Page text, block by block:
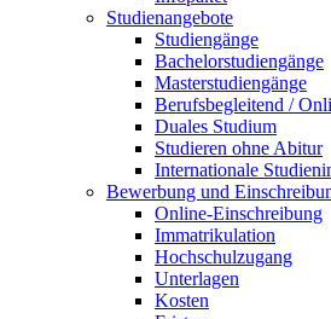
Studienangebote
Studiengänge
Bachelorstudiengänge
Masterstudiengänge
Berufsbegleitend /
Duales Studium
Studieren ohne Abitur
Internationale
Bewerbung und
Online-Einschreibung
Immatrikulation
Hochschulzugang
Unterlagen
Kosten